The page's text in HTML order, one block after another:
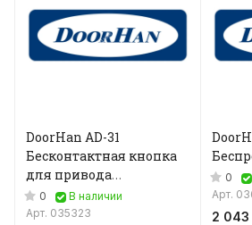
DoorHan AD-31
Бесконтактная кнопка
для привода
автоматических дверей
0
В наличии
Арт. 035323
0
Арт.
2 043